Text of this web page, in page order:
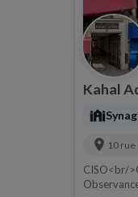
Kahal
synagogue
location_on 10 rue
CISO<br/